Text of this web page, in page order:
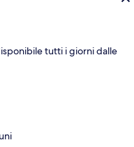
tutti i giorni dalle